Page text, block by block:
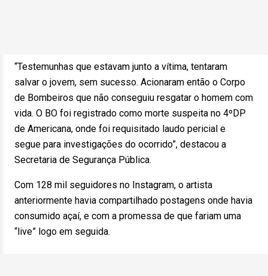
“Testemunhas que estavam junto a vítima, tentaram
salvar o jovem, sem sucesso. Acionaram então o Corpo
de Bombeiros que não conseguiu resgatar o homem com
vida. O BO foi registrado como morte suspeita no 4ºDP
de Americana, onde foi requisitado laudo pericial e
segue para investigações do ocorrido”, destacou a
Secretaria de Segurança Pública.
Com 128 mil seguidores no Instagram, o artista
anteriormente havia compartilhado postagens onde havia
consumido açaí, e com a promessa de que fariam uma
“live” logo em seguida.